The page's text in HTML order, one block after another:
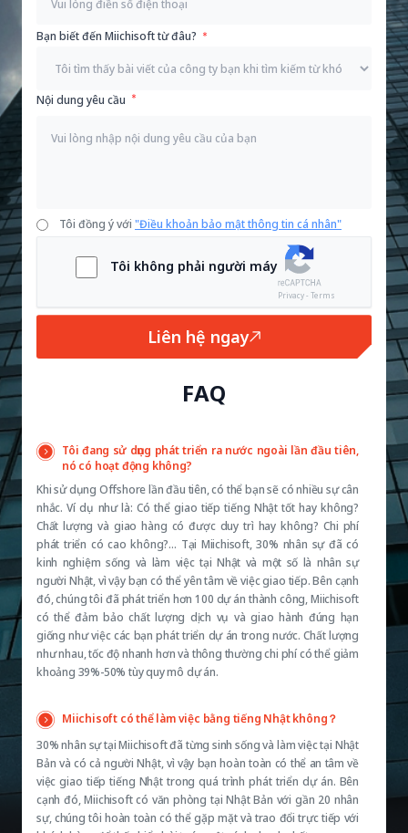
Bạn biết đến Miichisoft từ đâu?
Nội dung yêu cầu
Tôi đồng ý với "Điều khoản bảo mật thông tin cá nhân"
Tôi không phải người máy
Privacy - Terms
Liên hệ ngay
FAQ
Tôi đang sử dụng phát triển ra nước ngoài lần đầu tiên,
nó có hoạt động không?
Khi sử dụng Offshore lần đầu tiên, có thể bạn sẽ có nhiều sự cân
nhắc. Ví dụ như là: Có thể giao tiếp tiếng Nhật tốt hay không?
Chất lượng và giao hàng có được duy trì hay không? Chi phí
phát triển có cao không?… Tại Miichisoft, 30% nhân sự đã có
kinh nghiệm sống và làm việc tại Nhật và một số là nhân sự
người Nhật, vì vậy bạn có thể yên tâm về việc giao tiếp. Bên cạnh
đó, chúng tôi đã phát triển hơn 100 dự án thành công, Miichisoft
có thể đảm bảo chất lượng dịch vụ và giao hành đúng hạn
giống như việc các bạn phát triển dự án trong nước. Chất lượng
như nhau, tốc độ nhanh hơn và thông thường chi phí có thể giảm
khoảng 39%-50% tùy quy mô dự án.
Miichisoft có thể làm việc bằng tiếng Nhật không？
30% nhân sự tại Miichisoft đã từng sinh sống và làm việc tại Nhật
Bản và có cả người Nhật, vì vậy bạn hoàn toàn có thể an tâm về
việc giao tiếp tiếng Nhật trong quá trình phát triển dự án. Bên
cạnh đó, Miichisoft có văn phòng tại Nhật Bản với gần 20 nhân
sự, chúng tôi hoàn toàn có thể gặp mặt và trao đổi trực tiếp với